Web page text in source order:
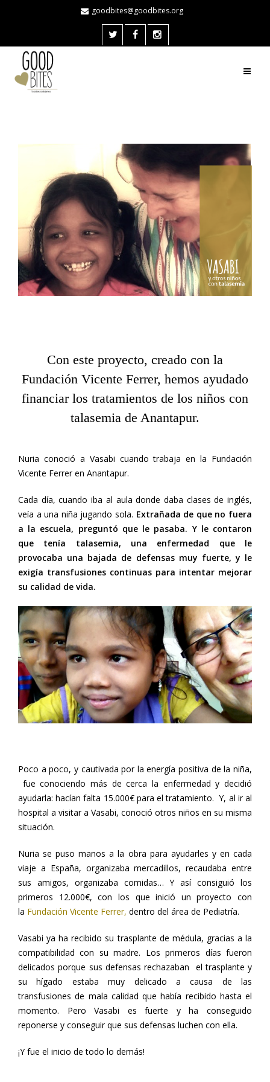
goodbites@goodbites.org
Con este proyecto, creado con la
Fundación Vicente Ferrer, hemos ayudado
financiar los tratamientos de los niños con
talasemia de Anantapur.
Nuria conoció a Vasabi cuando trabaja en la Fundación
Vicente Ferrer en Anantapur.
Cada día, cuando iba al aula donde daba clases de inglés,
veía a una niña jugando sola. Extrañada de que no fuera
a la escuela, preguntó que le pasaba. Y le contaron
que tenía talasemia, una enfermedad que le
provocaba una bajada de defensas muy fuerte, y le
exigía transfusiones continuas para intentar mejorar
su calidad de vida.
Poco a poco, y cautivada por la energía positiva de la niña,
fue conociendo más de cerca la enfermedad y decidió
ayudarla: hacían falta 15.000€ para el tratamiento. Y, al ir al
hospital a visitar a Vasabi, conoció otros niños en su misma
situación.
Nuria se puso manos a la obra para ayudarles y en cada
viaje a España, organizaba mercadillos, recaudaba entre
sus amigos, organizaba comidas… Y así consiguió los
primeros 12.000€, con los que inició un proyecto con
la Fundación Vicente Ferrer, dentro del área de Pediatría.
Vasabi ya ha recibido su trasplante de médula, gracias a la
compatibilidad con su madre. Los primeros días fueron
delicados porque sus defensas rechazaban el trasplante y
su hígado estaba muy delicado a causa de las
transfusiones de mala calidad que había recibido hasta el
momento. Pero Vasabi es fuerte y ha conseguido
reponerse y conseguir que sus defensas luchen con ella.
¡Y fue el inicio de todo lo demás!